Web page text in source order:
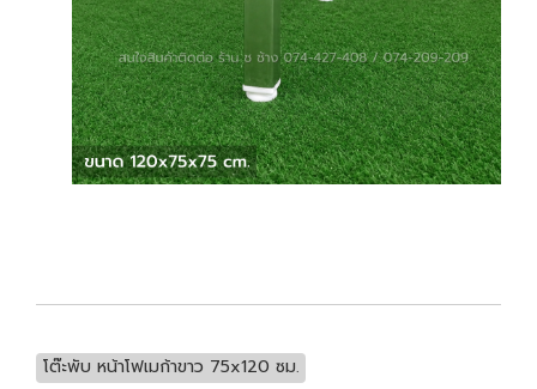
โต๊ะพับ หน้าโฟเมก้าขาว 75x120 ซม.